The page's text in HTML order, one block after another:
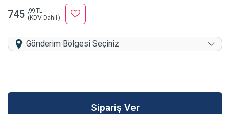
745 ,99 TL
(KDV Dahil)
Gönderim Bölgesi Seçiniz